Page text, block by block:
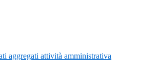
aggregati attività amministrativa